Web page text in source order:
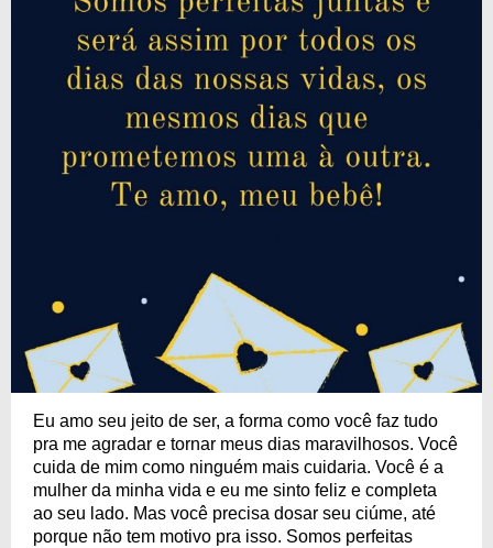
Eu amo seu jeito de ser, a forma como você faz tudo
pra me agradar e tornar meus dias maravilhosos. Você
cuida de mim como ninguém mais cuidaria. Você é a
mulher da minha vida e eu me sinto feliz e completa
ao seu lado. Mas você precisa dosar seu ciúme, até
porque não tem motivo pra isso. Somos perfeitas